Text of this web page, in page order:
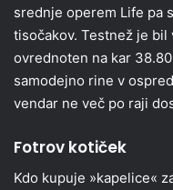
srednje operem Life pa
tisočakov. Testnež je
ovrednoten na kar
samodejno rine v
vendar ne več po raji
Fotrov kotiček
Kdo kupuje »kapelice«